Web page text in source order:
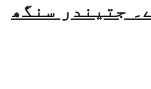
جتیندر سنگھ